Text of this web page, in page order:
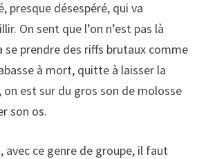
presque désespéré, qui va
On sent que l’on n’est pas là
se prendre des riffs brutaux comme
à mort, quitte à laisser la
est sur du gros son de molosse
son os.
avec ce genre de groupe, il faut